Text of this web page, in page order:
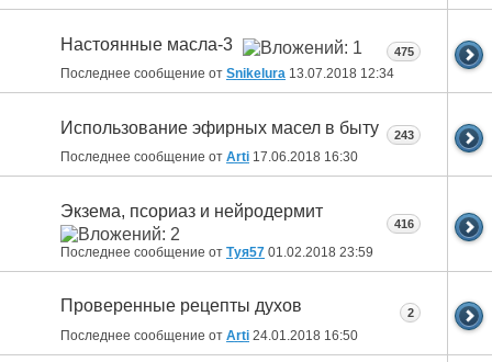
Настоянные масла-3
Последнее сообщение от Snikelura 13.07.2018 12:34
475
Использование эфирных масел в быту
Последнее сообщение от Arti 17.06.2018 16:30
243
Экзема, псориаз и нейродермит
Последнее сообщение от Туя57 01.02.2018 23:59
416
Проверенные рецепты духов
Последнее сообщение от Arti 24.01.2018 16:50
2